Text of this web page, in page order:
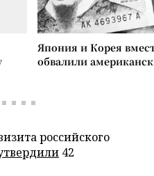
Япония и Корея
обвалили
российского
42